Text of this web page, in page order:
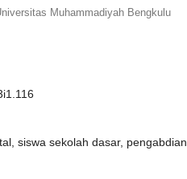
Muhammadiyah Bengkulu
siswa sekolah dasar, pengabdian